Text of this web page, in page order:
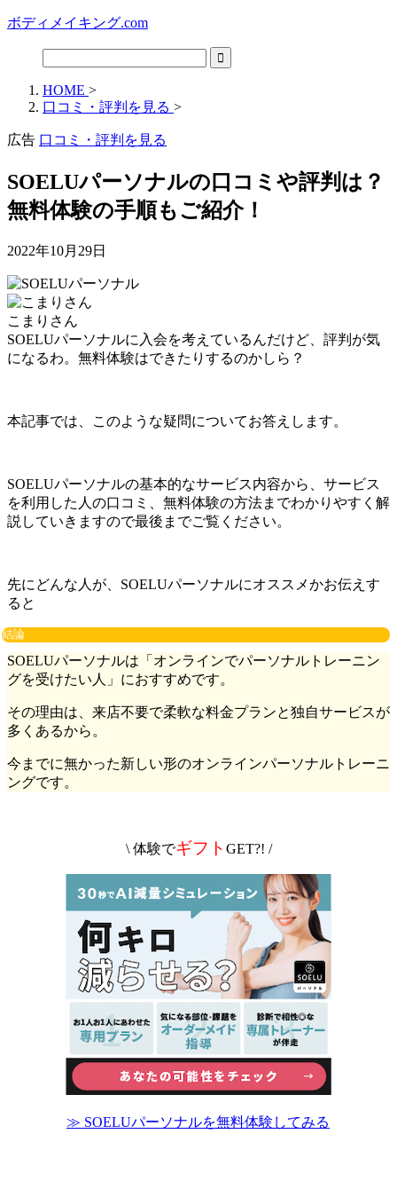
ボディメイキング.com
HOME >
口コミ・評判を見る >
広告 口コミ・評判を見る
SOELUパーソナルの口コミや評判は？
無料体験の手順もご紹介！
2022年10月29日
こまりさん
SOELUパーソナルに入会を考えているんだけど、評判が気
になるわ。無料体験はできたりするのかしら？
本記事では、このような疑問についてお答えします。
SOELUパーソナルの基本的なサービス内容から、サービス
を利用した人の口コミ、無料体験の方法までわかりやすく解
説していきますので最後までご覧ください。
先にどんな人が、SOELUパーソナルにオススメかお伝えす
ると
結論
SOELUパーソナルは「 オンラインでパーソナルトレーニン
グを受けたい人 」におすすめです。
その理由は、来店不要で柔軟な料金プランと独自サービスが
多くあるから。
今までに無かった新しい形のオンラインパーソナルトレーニ
ングです。
\ 体験でギフト GET?! /
≫ SOELUパーソナルを無料体験してみる